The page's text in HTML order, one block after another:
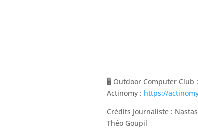
🖥️ Outdoor Computer Club :
Actinomy : https://
Crédits Journaliste :
Théo Goupil